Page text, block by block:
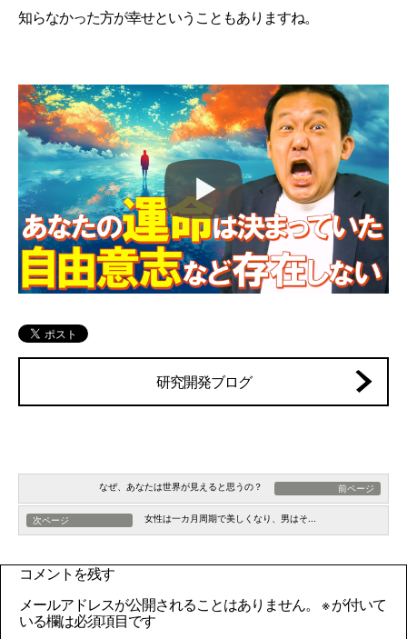
知らなかった方が幸せということもありますね。
研究開発ブログ
なぜ、あなたは世界が見えると思うの？ 前ページ
次ページ 女性は一カ月周期で美しくなり、男はそ...
コメントを残す
メールアドレスが公開されることはありません。 ※が付いて
いる欄は必須項目です